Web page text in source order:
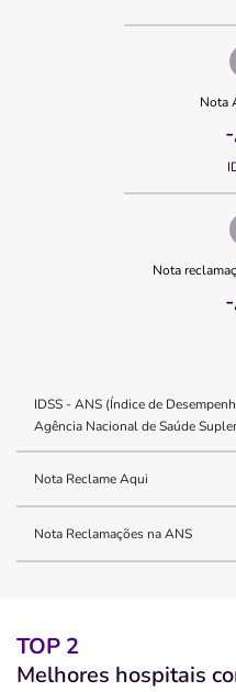
Nota
-
Nota
-
IDSS - ANS (Índice de
Agência Nacional de Saúde
Nota Reclame Aqui
Nota Reclamações na ANS
TOP 2
Melhores hospitais